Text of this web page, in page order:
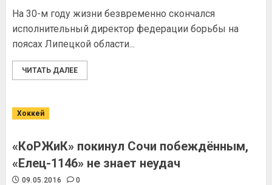
На 30-м году жизни безвременно скончался
исполнительный директор федерации борьбы на
поясах Липецкой области...
ЧИТАТЬ ДАЛЕЕ
Хоккей
«КоРЖиК» покинул Сочи побеждённым,
«Елец-1146» не знает неудач
09.05.2016 0